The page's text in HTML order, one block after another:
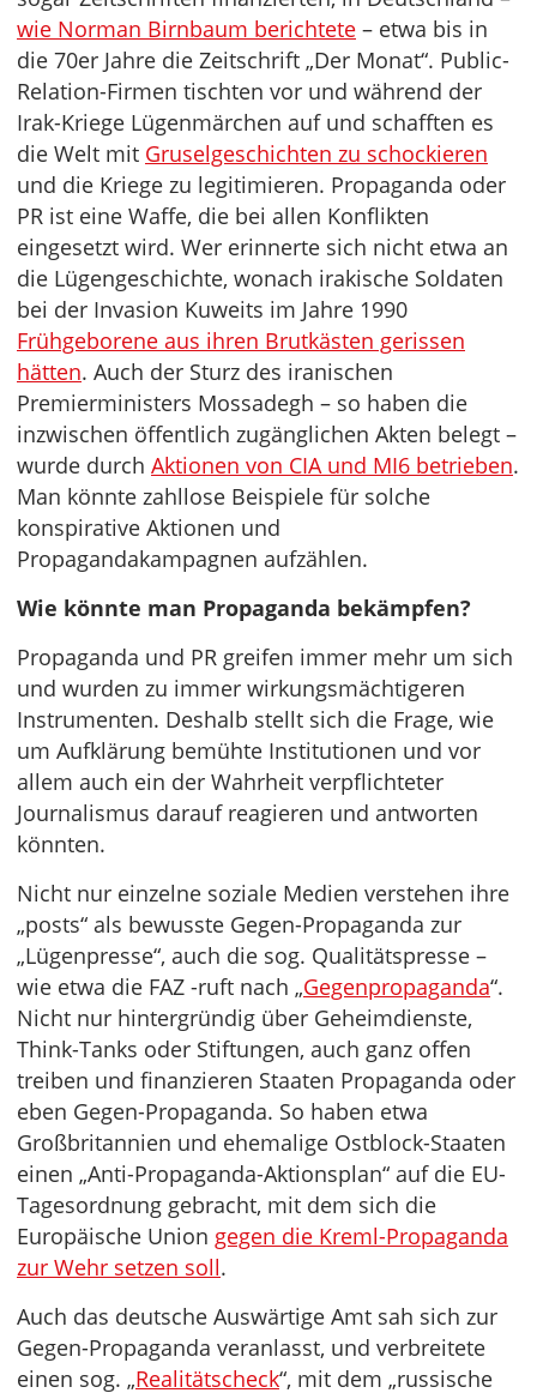
wie Norman Birnbaum berichtete – etwa bis in
die 70er Jahre die Zeitschrift „Der Monat“. Public-
Relation-Firmen tischten vor und während der
Irak-Kriege Lügenmärchen auf und schafften es
die Welt mit Gruselgeschichten zu schockieren
und die Kriege zu legitimieren. Propaganda oder
PR ist eine Waffe, die bei allen Konflikten
eingesetzt wird. Wer erinnerte sich nicht etwa an
die Lügengeschichte, wonach irakische Soldaten
bei der Invasion Kuweits im Jahre 1990
Frühgeborene aus ihren Brutkästen gerissen
hätten. Auch der Sturz des iranischen
Premierministers Mossadegh – so haben die
inzwischen öffentlich zugänglichen Akten belegt –
wurde durch Aktionen von CIA und MI6 betrieben.
Man könnte zahllose Beispiele für solche
konspirative Aktionen und
Propagandakampagnen aufzählen.
Wie könnte man Propaganda bekämpfen?
Propaganda und PR greifen immer mehr um sich
und wurden zu immer wirkungsmächtigeren
Instrumenten. Deshalb stellt sich die Frage, wie
um Aufklärung bemühte Institutionen und vor
allem auch ein der Wahrheit verpflichteter
Journalismus darauf reagieren und antworten
könnten.
Nicht nur einzelne soziale Medien verstehen ihre
„posts“ als bewusste Gegen-Propaganda zur
„Lügenpresse“, auch die sog. Qualitätspresse –
wie etwa die FAZ -ruft nach „Gegenpropaganda“.
Nicht nur hintergründig über Geheimdienste,
Think-Tanks oder Stiftungen, auch ganz offen
treiben und finanzieren Staaten Propaganda oder
eben Gegen-Propaganda. So haben etwa
Großbritannien und ehemalige Ostblock-Staaten
einen „Anti-Propaganda-Aktionsplan“ auf die EU-
Tagesordnung gebracht, mit dem sich die
Europäische Union gegen die Kreml-Propaganda
zur Wehr setzen soll.
Auch das deutsche Auswärtige Amt sah sich zur
Gegen-Propaganda veranlasst, und verbreitete
einen sog. „Realitätscheck“, mit dem „russische